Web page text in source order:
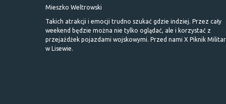
Mieszko Weltrowski
Takich atrakcji i emocji trudno szukać gdzie indziej. Przez cały
weekend będzie można nie tylko oglądać, ale i korzystać z
przejażdżek pojazdami wojskowymi. Przed nami X Piknik
w Lisewie.